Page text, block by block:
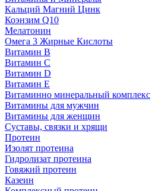
Кальций Магний Цинк
Коэнзим Q10
Мелатонин
Омега 3 Жирные Кислоты
Витамин B
Витамин C
Витамин D
Витамин E
Витаминно минеральный комплекс
Витамины для мужчин
Витамины для женщин
Суставы, связки и хрящи
Протеин
Изолят протеина
Гидролизат протеина
Говяжий протеин
Казеин